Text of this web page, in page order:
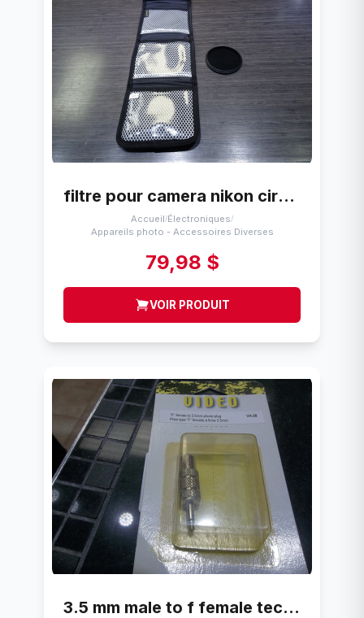
filtre pour camera nikon circular polar II 72mm
Accueil/Électroniques/
Appareils photo - Accessoires Diverses
79,98 $
VOIR PRODUIT
3.5 mm male to f female technicontact va-28